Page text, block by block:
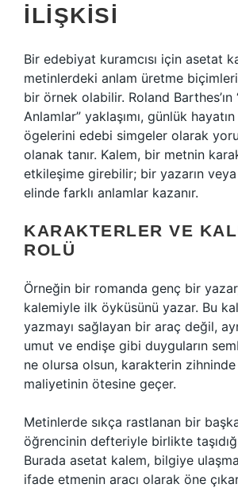
ILIŞKISI
Bir edebiyat kuramcısı için asetat
metinlerdeki anlam üretme
bir örnek olabilir. Roland Barthes’ın
Anlamlar” yaklaşımı, günlük hayatın
ögelerini edebi simgeler olarak
olanak tanır. Kalem, bir metnin
etkileşime girebilir; bir yazarın
elinde farklı anlamlar kazanır.
KARAKTERLER VE
ROLÜ
Örneğin bir romanda genç bir
kalemiyle ilk öyküsünü yazar. Bu
yazmayı sağlayan bir araç değil,
umut ve endişe gibi duyguların
ne olursa olsun, karakterin
maliyetinin ötesine geçer.
Metinlerde sıkça rastlanan bir
öğrencinin defteriyle birlikte
Burada asetat kalem, bilgiye
ifade etmenin aracı olarak öne